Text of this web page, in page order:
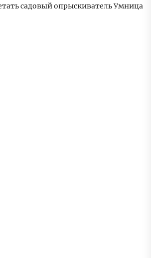
садовый опрыскиватель Умница